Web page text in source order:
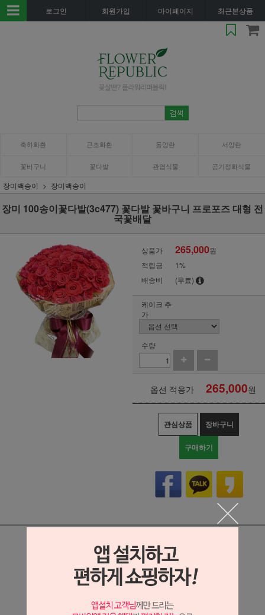
로그인 회원가입 마이페이지 최근본상품
축하화환 근조화환 동양란 서양란
꽃바구니 꽃다발 관엽식물 공기정화식물
장미백송이 장미백송이
장미 100송이꽃다발(3c477) 꽃다발 꽃바구니 프로포즈 대형 전
국꽃배달
상품가 265,000원
적립금
1%
배송비
(무료)
케이크 추
가
수량
옵션 적용가 265,000원
관심상품 장바구니
구매하기
상세정보 새창 열기